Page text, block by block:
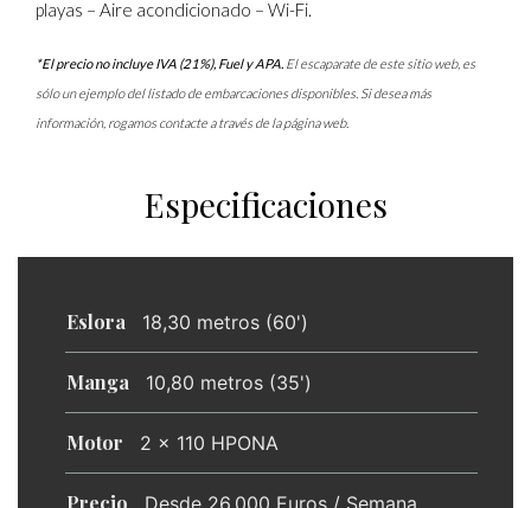
playas – Aire acondicionado – Wi-Fi.
*El precio no incluye IVA (21%), Fuel y APA. El escaparate de este sitio web, es
sólo un ejemplo del listado de embarcaciones disponibles. Si desea más
información, rogamos contacte a través de la página web.
Especificaciones
Eslora 18,30 metros (60')
Manga 10,80 metros (35')
Motor 2 x 110 HPONA
Precio Desde 26.000 Euros / Semana